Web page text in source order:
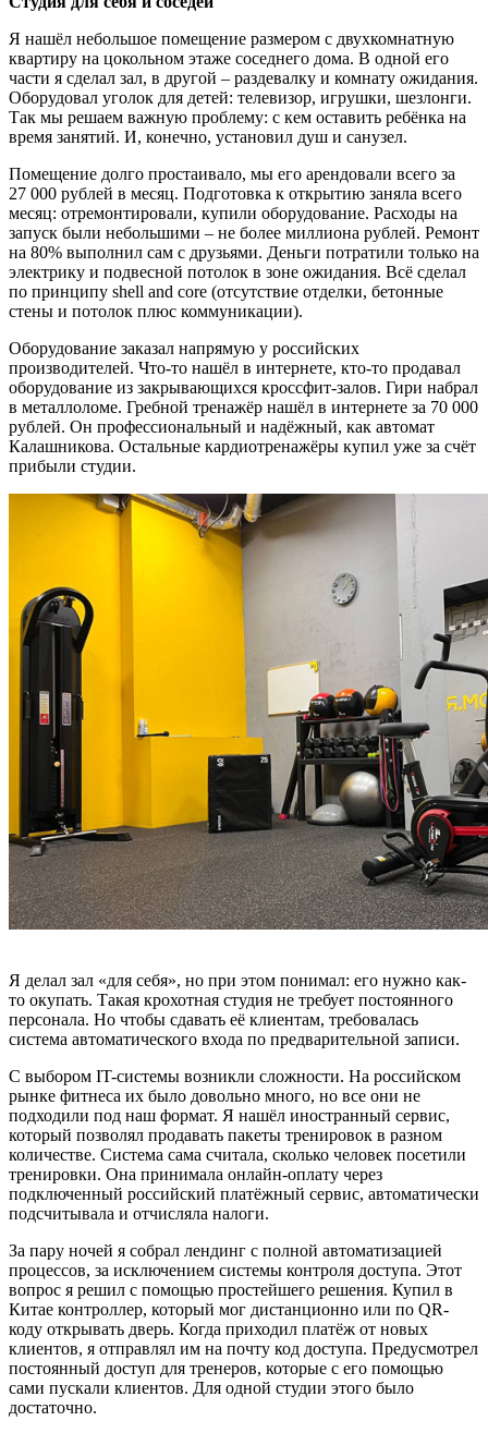
Я нашёл небольшое помещение размером с двухкомнатную
квартиру на цокольном этаже соседнего дома. В одной его
части я сделал зал, в другой – раздевалку и комнату ожидания.
Оборудовал уголок для детей: телевизор, игрушки, шезлонги.
Так мы решаем важную проблему: с кем оставить ребёнка на
время занятий. И, конечно, установил душ и санузел.
Помещение долго простаивало, мы его арендовали всего за
27 000 рублей в месяц. Подготовка к открытию заняла всего
месяц: отремонтировали, купили оборудование. Расходы на
запуск были небольшими – не более миллиона рублей. Ремонт
на 80% выполнил сам с друзьями. Деньги потратили только на
электрику и подвесной потолок в зоне ожидания. Всё сделал
по принципу shell and core (отсутствие отделки, бетонные
стены и потолок плюс коммуникации).
Оборудование заказал напрямую у российских
производителей. Что-то нашёл в интернете, кто-то продавал
оборудование из закрывающихся кроссфит-залов. Гири набрал
в металлоломе. Гребной тренажёр нашёл в интернете за 70 000
рублей. Он профессиональный и надёжный, как автомат
Калашникова. Остальные кардиотренажёры купил уже за счёт
прибыли студии.
Я делал зал «для себя», но при этом понимал: его нужно как-
то окупать. Такая крохотная студия не требует постоянного
персонала. Но чтобы сдавать её клиентам, требовалась
система автоматического входа по предварительной записи.
С выбором IT-системы возникли сложности. На российском
рынке фитнеса их было довольно много, но все они не
подходили под наш формат. Я нашёл иностранный сервис,
который позволял продавать пакеты тренировок в разном
количестве. Система сама считала, сколько человек посетили
тренировки. Она принимала онлайн-оплату через
подключенный российский платёжный сервис, автоматически
подсчитывала и отчисляла налоги.
За пару ночей я собрал лендинг с полной автоматизацией
процессов, за исключением системы контроля доступа. Этот
вопрос я решил с помощью простейшего решения. Купил в
Китае контроллер, который мог дистанционно или по QR-
коду открывать дверь. Когда приходил платёж от новых
клиентов, я отправлял им на почту код доступа. Предусмотрел
постоянный доступ для тренеров, которые с его помощью
сами пускали клиентов. Для одной студии этого было
достаточно.